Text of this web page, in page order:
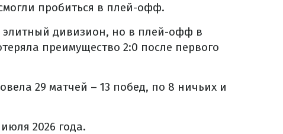
пробиться в плей-офф.
дивизион, но в плей-офф в
преимущество 2:0 после первого
29 матчей – 13 побед, по 8 ничьих и
2026 года.